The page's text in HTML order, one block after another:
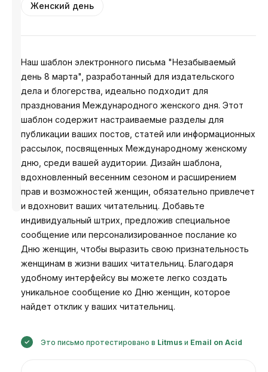
Разработано
Анастасия
Женский день
Наш шаблон электронного письма "Незабываемый
день 8 марта", разработанный для издательского
дела и блогерства, идеально подходит для
празднования Международного женского дня. Этот
шаблон содержит настраиваемые разделы для
публикации ваших постов, статей или информационных
рассылок, посвященных Международному женскому
дню, среди вашей аудитории. Дизайн шаблона,
вдохновленный весенним сезоном и расширением
прав и возможностей женщин, обязательно привлечет
и вдохновит ваших читательниц. Добавьте
индивидуальный штрих, предложив специальное
сообщение или персонализированное послание ко
Дню женщин, чтобы выразить свою признательность
женщинам в жизни ваших читательниц. Благодаря
удобному интерфейсу вы можете легко создать
уникальное сообщение ко Дню женщин, которое
найдет отклик у ваших читательниц.
Это письмо протестировано в Litmusи Email on Acid